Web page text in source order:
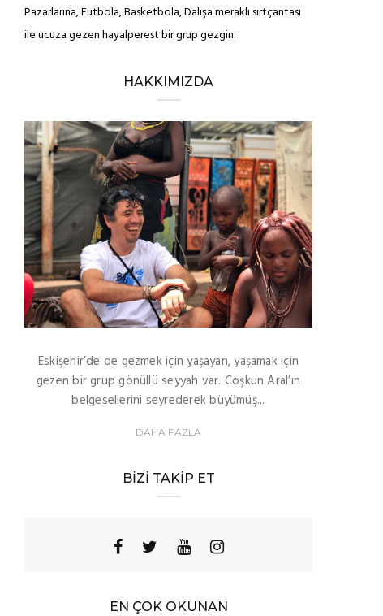
Pazarlarına, Futbola, Basketbola, Dalışa meraklı sırtçantası
ile ucuza gezen hayalperest bir grup gezgin.
HAKKIMIZDA
Eskişehir’de de gezmek için yaşayan, yaşamak için
gezen bir grup gönüllü seyyah var. Coşkun Aral’ın
belgesellerini seyrederek büyümüş...
DAHA FAZLA
BIZI TAKIP ET
EN ÇOK OKUNAN